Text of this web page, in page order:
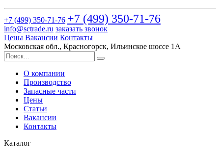
+7 (499) 350-71-76 +7 (499) 350-71-76
info@sctrade.ru заказать звонок
Цены Вакансии Контакты
Московская обл., Красногорск, Ильинское шоссе 1А
О компании
Производство
Запасные части
Цены
Статьи
Вакансии
Контакты
Каталог